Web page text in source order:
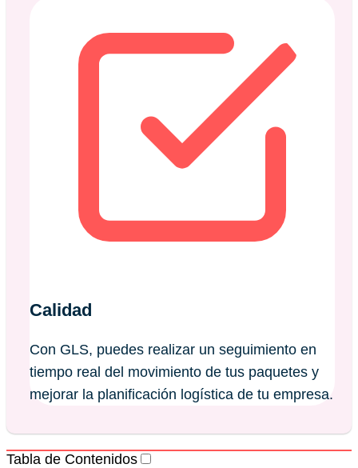
Calidad
Con GLS, puedes realizar un seguimiento en
tiempo real del movimiento de tus paquetes y
mejorar la planificación logística de tu empresa.
Tabla de Contenidos